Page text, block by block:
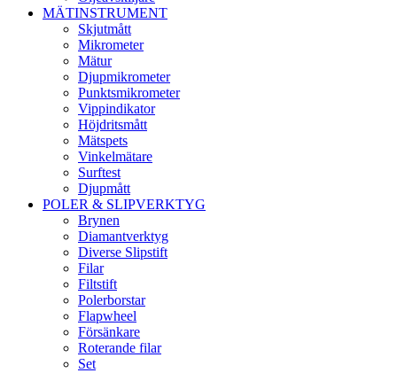
MÄTINSTRUMENT
Skjutmått
Mikrometer
Mätur
Djupmikrometer
Punktsmikrometer
Vippindikator
Höjdritsmått
Mätspets
Vinkelmätare
Surftest
Djupmått
POLER & SLIPVERKTYG
Brynen
Diamantverktyg
Diverse Slipstift
Filar
Filtstift
Polerborstar
Flapwheel
Försänkare
Roterande filar
Set